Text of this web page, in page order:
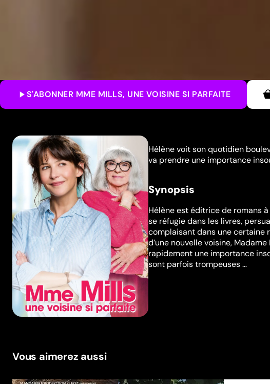
S'ABONNER MME MILLS, UNE VOISINE SI PARFAITE
Hélène voit son quotidien
va prendre une importance
Synopsis
Hélène est éditrice de romans
se réfugie dans les livres,
complaisant dans une certaine
d’une nouvelle voisine,
rapidement une importance
sont parfois trompeuses …
Vous aimerez aussi